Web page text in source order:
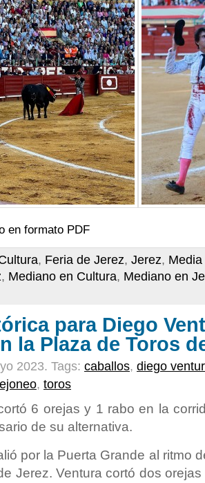
en formato PDF
, Feria de Jerez, Jerez,
, Mediano en Cultura, Mediano en
para Diego
la Plaza de Toros
2023. Tags: caballos, diego
, toros
6 orejas y 1 rabo en la
de su alternativa.
por la Puerta Grande al ritmo
Jerez. Ventura cortó dos